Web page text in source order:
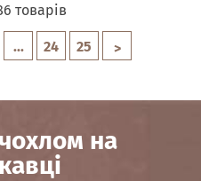
товарів
... 24 25 >
на